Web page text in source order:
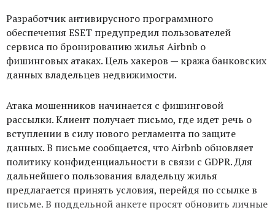
Разработчик антивирусного программного
обеспечения ESET предупредил пользователей
сервиса по бронированию жилья Airbnb о
фишинговых атаках. Цель хакеров — кража банковских
данных владельцев недвижимости.
Атака мошенников начинается с фишинговой
рассылки. Клиент получает письмо, где идет речь о
вступлении в силу нового регламента по защите
данных. В письме сообщается, что Airbnb обновляет
политику конфиденциальности в связи с GDPR. Для
дальнейшего пользования владельцу жилья
предлагается принять условия, перейдя по ссылке в
письме. В поддельной анкете просят обновить личные